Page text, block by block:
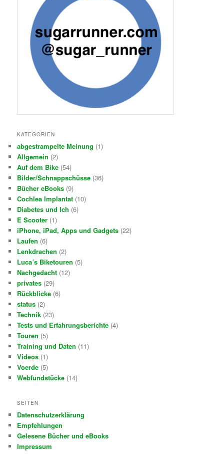
KATEGORIEN
abgestrampelte Meinung (1)
Allgemein (2)
Auf dem Bike (54)
Bilder/Schnappschüsse (36)
Bücher eBooks (9)
Cochlea Implantat (10)
Diabetes und Ich (6)
E Scooter (1)
iPhone, iPad, Apps und Gadgets (22)
Laufen (6)
Lenkdrachen (2)
Luca´s Biketouren (5)
Nachgedacht (12)
privates (29)
Rückblicke (6)
status (2)
Technik (23)
Tests und Erfahrungsberichte (4)
Touren (5)
Training und Daten (11)
Videos (1)
Voerde (5)
Webfundstücke (14)
SEITEN
Datenschutzerklärung
Empfehlungen
Gelesene Bücher und eBooks
Impressum